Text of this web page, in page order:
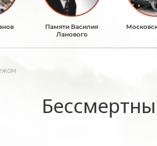
Памяти Василия
Ланового